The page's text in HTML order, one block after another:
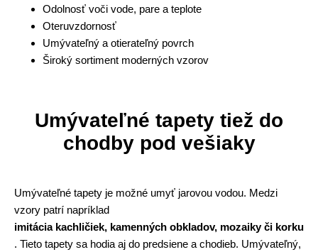
Odolnosť voči vode, pare a teplote
Oteruvzdornosť
Umývateľný a otierateľný povrch
Široký sortiment moderných vzorov
Umývateľné tapety tiež do
chodby pod vešiaky
Umývateľné tapety je možné umyť jarovou vodou. Medzi
vzory patrí napríklad
imitácia kachličiek, kamenných obkladov, mozaiky či korku
. Tieto tapety sa hodia aj do predsiene a chodieb. Umývateľný,